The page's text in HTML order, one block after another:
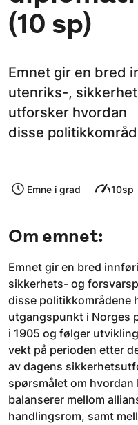
(10 sp)
Emnet gir en bred
utenriks-,
utforsker hvordan
disse
Emne i grad 10sp
Om emnet:
Emnet gir en bred
sikkerhets- og
disse politikkområdene
utgangspunkt i Norges
i 1905 og følger
vekt på perioden etter
av dagens
spørsmålet om
balanserer mellom
handlingsrom, samt